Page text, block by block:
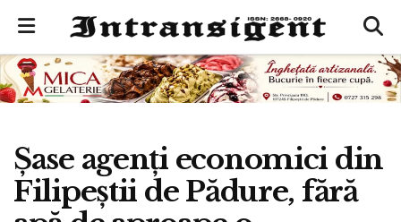
Șase agenți economici din
Filipeștii de Pădure, fără